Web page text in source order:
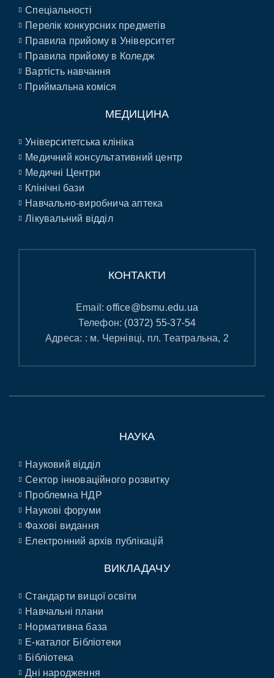
Спеціальності
Перелік конкурсних предметів
Правила прийому в Університет
Правила прийому в Коледж
Вартість навчання
Приймальна коміся
МЕДИЦИНА
Університетська клініка
Медичний консультативний центр
Медичні Центри
Клінічні бази
Навчально-виробнича аптека
Лікувальний відділ
КОНТАКТИ
Email:office@bsmu.edu.ua
Телефон: (0372) 55-37-54
Адреса: : м. Чернівці, пл. Театральна, 2
НАУКА
Науковий відділ
Сектор інноваційного розвитку
Проблемна НДР
Наукові форуми
Фахові видання
Електронний архів публікацій
ВИКЛАДАЧУ
Стандарти вищої освіти
Навчальні плани
Нормативна база
E-каталог Бібліотеки
Бібліотека
Дні народження